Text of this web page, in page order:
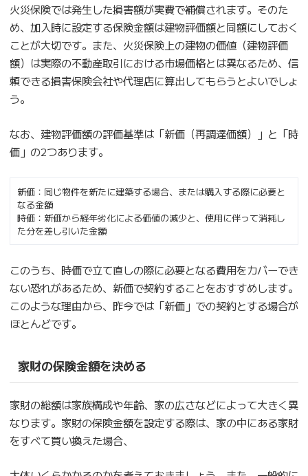
火災保険では発生した損害額が実費で補償されます。そのた
め、加入時に設定する保険金額は建物評価額と同額にしておく
ことが大切です。また、火災保険上の建物の価値（建物評価
額）は実際の不動産取引における市場価格とは異なるため、信
頼できる損害保険会社や代理店に算出してもらうとよいでしょ
う。
なお、建物評価額の評価基準は「新価（再調達価額）」と「時
価」の2つあります。
新価：同じ物件を新たに建築する場合、または購入する際に必要と
なる金額
時価：新価から経年劣化による価値の減少と、使用に伴って消耗し
た分を差し引いた金額
このうち、時価で立て直しの際に必要となる費用をカバーでき
ない恐れがあるため、新価で契約することをおすすめします。
このような理由から、昨今では「新価」での契約とする場合が
ほとんどです。
家財の保険金額を決める
家財の総額は家族構成や年齢、家の広さなどによって大きく異
なります。家財の保険金額を設定する際は、家の中にある家財
をすべて買い換えた場合、